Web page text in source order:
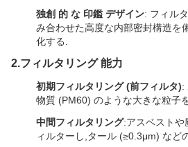
独創 的 な 印鑑 デザイン: フィル
み合わせた高度な内部密封構造を
化する.
2.フィルタリング 能力
初期フィルタリング (前フィルタ):
物質 (PM60) のような大きな粒子
中間フィルタリング:アスベストや
ィルターし,タール (≥0.3μm) など